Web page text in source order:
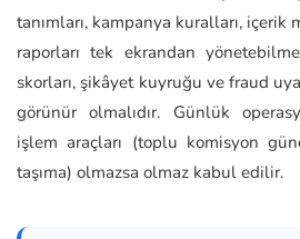
tanımları, kampanya kuralları,
raporları tek ekrandan
skorları, şikâyet kuyruğu ve fraud
görünür olmalıdır. Günlük
işlem araçları (toplu komisyon
taşıma) olmazsa olmaz kabul edilir.